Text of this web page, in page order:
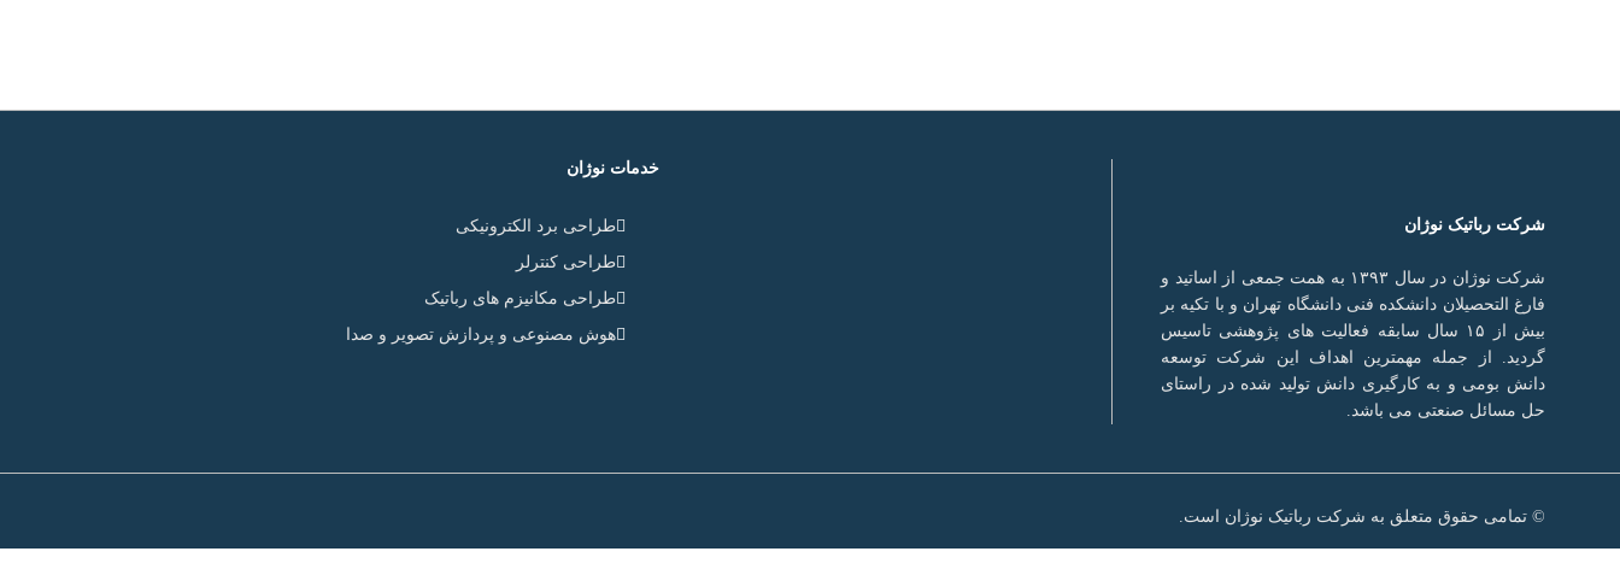
شرکت رباتیک نوژان
شرکت نوژان در سال ۱۳۹۳ به همت جمعی از اساتید و
فارغ التحصیلان دانشکده فنی دانشگاه تهران و با تکیه بر
بیش از ۱۵ سال سابقه فعالیت های پژوهشی تاسیس
گردید. از جمله مهمترین اهداف این شرکت توسعه
دانش بومی و به کارگیری دانش تولید شده در راستای
حل مسائل صنعتی می باشد.
خدمات نوژان
طراحی برد الکترونیکی
طراحی کنترلر
طراحی مکانیزم های رباتیک
هوش مصنوعی و پردازش تصویر و صدا
© تمامی حقوق متعلق به شرکت رباتیک نوژان است.